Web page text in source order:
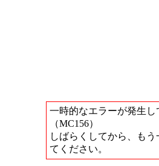
一時的なエラーが発生し
（MC156）
しばらくしてから、もう
てください。